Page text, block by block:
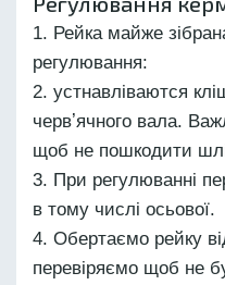
Рейка майже
регулювання:
устнавліваются
червʼячного вала.
щоб не пошкодити
При регулюванні
в тому числі осьової.
Обертаємо рейку
перевіряємо щоб не